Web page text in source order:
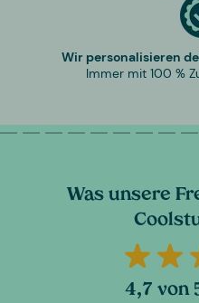
Wir personalisieren
Immer mit 100 %
Was unsere
4,7 von